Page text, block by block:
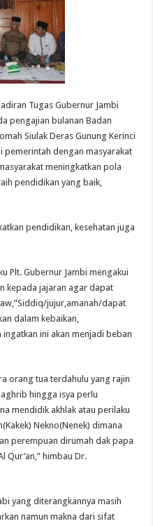
Tugas Gubernur Jambi
pengajian bulanan Badan
Siulak Deras Gunung Kerinci
pemerintah dengan masyarakat
meningkatkan pola
pendidikan yang baik,
pendidikan, kesehatan juga
Plt. Gubernur Jambi mengakui
kepada jajaran agar dapat
jujur,amanah/dapat
dalam kebaikan,
ini akan menjadi beban
orang tua terdahulu yang rajin
hingga isya perlu
mendidik akhlak atau perilaku
Nekno(Nenek) dimana
perempuan dirumah dak papa
Qur’an,” himbau Dr.
yang diterangkannya masih
namun makna dari sifat